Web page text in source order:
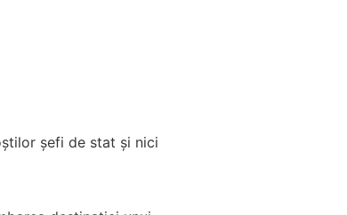
șefi de stat și nici